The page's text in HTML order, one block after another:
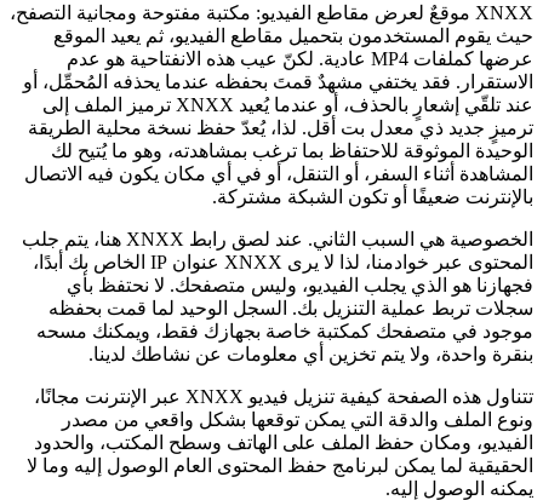
XNXX موقعٌ لعرض مقاطع الفيديو: مكتبة مفتوحة ومجانية التصفح،
حيث يقوم المستخدمون بتحميل مقاطع الفيديو، ثم يعيد الموقع
عرضها كملفات MP4 عادية. لكنّ عيب هذه الانفتاحية هو عدم
الاستقرار. فقد يختفي مشهدٌ قمتَ بحفظه عندما يحذفه المُحمِّل، أو
عند تلقّي إشعارٍ بالحذف، أو عندما يُعيد XNXX ترميز الملف إلى
ترميزٍ جديد ذي معدل بت أقل. لذا، يُعدّ حفظ نسخة محلية الطريقة
الوحيدة الموثوقة للاحتفاظ بما ترغب بمشاهدته، وهو ما يُتيح لك
المشاهدة أثناء السفر، أو التنقل، أو في أي مكان يكون فيه الاتصال
بالإنترنت ضعيفًا أو تكون الشبكة مشتركة.
الخصوصية هي السبب الثاني. عند لصق رابط XNXX هنا، يتم جلب
المحتوى عبر خوادمنا، لذا لا يرى XNXX عنوان IP الخاص بك أبدًا،
فجهازنا هو الذي يجلب الفيديو، وليس متصفحك. لا نحتفظ بأي
سجلات تربط عملية التنزيل بك. السجل الوحيد لما قمت بحفظه
موجود في متصفحك كمكتبة خاصة بجهازك فقط، ويمكنك مسحه
بنقرة واحدة، ولا يتم تخزين أي معلومات عن نشاطك لدينا.
تتناول هذه الصفحة كيفية تنزيل فيديو XNXX عبر الإنترنت مجانًا،
ونوع الملف والدقة التي يمكن توقعها بشكل واقعي من مصدر
الفيديو، ومكان حفظ الملف على الهاتف وسطح المكتب، والحدود
الحقيقية لما يمكن لبرنامج حفظ المحتوى العام الوصول إليه وما لا
يمكنه الوصول إليه.